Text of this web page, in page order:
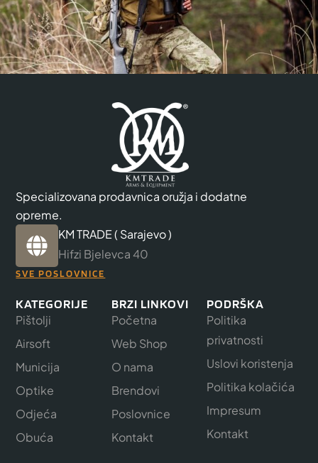
Specializovana prodavnica oružja i dodatne
opreme.
KM TRADE ( Sarajevo )
Hifzi Bjelevca 40
SVE POSLOVNICE
KATEGORIJE
Pištolji
Airsoft
Municija
Optike
Odjeća
Obuća
BRZI LINKOVI
Početna
Web Shop
O nama
Brendovi
Poslovnice
Kontakt
PODRŠKA
Politika
privatnosti
Uslovi koristenja
Politika kolačića
Impresum
Kontakt